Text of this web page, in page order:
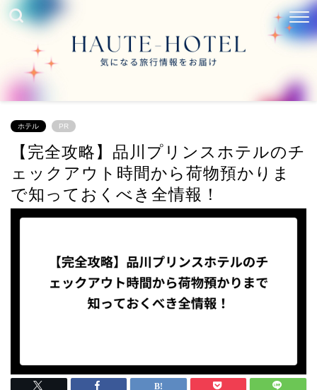
ホテル PR
【完全攻略】品川プリンスホテルのチ
ェックアウト時間から荷物預かりま
で知っておくべき全情報！